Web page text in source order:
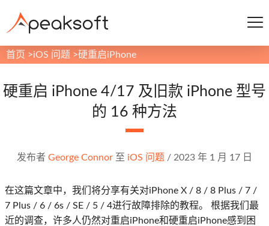
首页 >iOS 问题 >硬重启iPhone
硬重启 iPhone 4/17 及旧款 iPhone 型号
的 16 种方法
发布者 George Connor 至 iOS 问题 / 2023 年 1 月 17 日
在这篇文章中，我们将分享有关对iPhone X / 8 / 8 Plus / 7 /
7 Plus / 6 / 6s / SE / 5 / 4进行故障排除的教程。 根据我们最
近的调查，许多人仍然对重启iPhone和硬重启iPhone感到困